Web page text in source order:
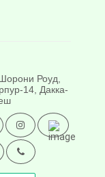
Роуд,
14, Дакка-